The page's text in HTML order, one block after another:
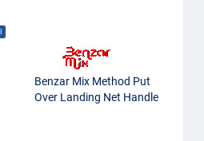
Benzar Mix Method Put
Over Landing Net Handle